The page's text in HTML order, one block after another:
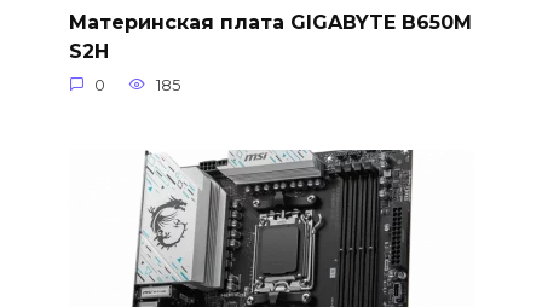
Материнская плата GIGABYTE B650M
S2H
0 185